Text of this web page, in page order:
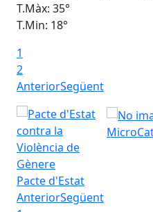
T.Màx: 35°
T.Min: 18°
1
2
AnteriorSegüent
Pacte d'Estat
AnteriorSegüent